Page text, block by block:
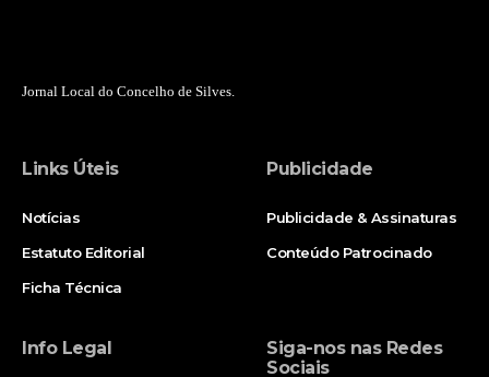
Jornal Local do Concelho de Silves.
Links Úteis
Notícias
Estatuto Editorial
Ficha Técnica
Publicidade
Publicidade & Assinaturas
Conteúdo Patrocinado
Info Legal
Siga-nos nas Redes
Sociais